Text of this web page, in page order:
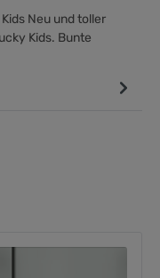
Neu und toller
Kids. Bunte